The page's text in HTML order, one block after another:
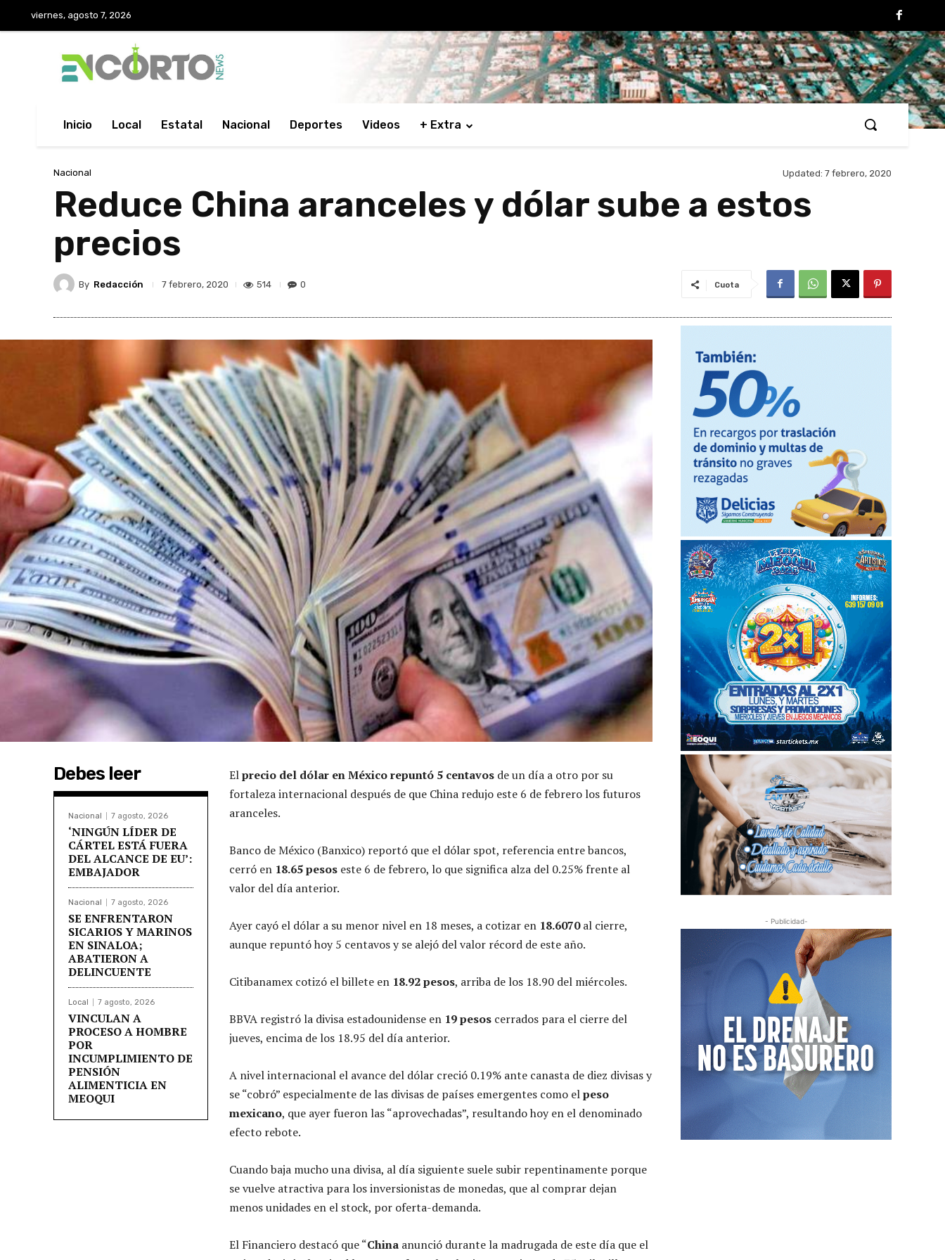
viernes, agosto 7, 2026
Inicio Local Estatal Nacional Deportes Videos + Extra
Nacional Updated: 7 febrero, 2020
Reduce China aranceles y dólar sube a estos
precios
By Redacción 7 febrero, 2020 514 0 Cuota
Debes leer
Nacional 7 agosto, 2026
‘NINGÚN LÍDER DE
CÁRTEL ESTÁ FUERA
DEL ALCANCE DE EU’:
EMBAJADOR
Nacional 7 agosto, 2026
SE ENFRENTARON
SICARIOS Y MARINOS
EN SINALOA;
ABATIERON A
DELINCUENTE
Local 7 agosto, 2026
VINCULAN A
PROCESO A HOMBRE
POR
INCUMPLIMIENTO DE
PENSIÓN
ALIMENTICIA EN
MEOQUI
Elprecio del dólar en México repuntó 5 centavos de un día a otro por su
fortaleza internacional después de que China redujo este 6 de febrero los futuros
aranceles.
Banco de México (Banxico) reportó que el dólar spot, referencia entre bancos,
cerró en 18.65 pesos este 6 de febrero, lo que significa alza del 0.25% frente al
valor del día anterior.
Ayer cayó el dólar a su menor nivel en 18 meses, a cotizar en 18.6070al cierre,
aunque repuntó hoy 5 centavos y se alejó del valor récord de este año.
Citibanamex cotizó el billete en 18.92 pesos, arriba de los 18.90 del miércoles.
BBVA registró la divisa estadounidense en 19 pesos cerrados para el cierre del
jueves, encima de los 18.95 del día anterior.
A nivel internacional el avance del dólar creció 0.19% ante canasta de diez divisas y
se “cobró” especialmente de las divisas de países emergentes como elpeso
mexicano, que ayer fueron las “aprovechadas”, resultando hoy en el denominado
efecto rebote.
Cuando baja mucho una divisa, al día siguiente suele subir repentinamente porque
se vuelve atractiva para los inversionistas de monedas, que al comprar dejan
menos unidades en el stock, por oferta-demanda.
El Financiero destacó que “China anunció durante la madrugada de este día que el
- Publicidad-